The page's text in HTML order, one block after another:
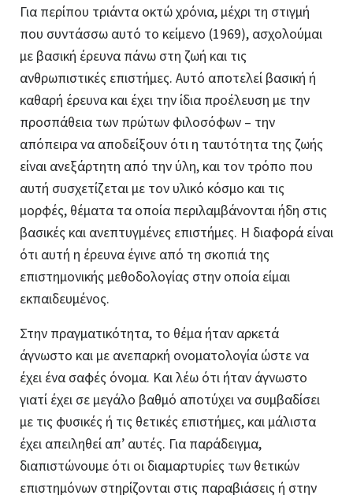
Για περίπου τριάντα οκτώ χρόνια, μέχρι τη στιγμή
που συντάσσω αυτό το κείμενο (1969), ασχολούμαι
με βασική έρευνα πάνω στη ζωή και τις
ανθρωπιστικές επιστήμες. Αυτό αποτελεί βασική ή
καθαρή έρευνα και έχει την ίδια προέλευση με την
προσπάθεια των πρώτων φιλοσόφων – την
απόπειρα να αποδείξουν ότι η ταυτότητα της ζωής
είναι ανεξάρτητη από την ύλη, και τον τρόπο που
αυτή συσχετίζεται με τον υλικό κόσμο και τις
μορφές, θέματα τα οποία περιλαμβάνονται ήδη στις
βασικές και ανεπτυγμένες επιστήμες. Η διαφορά είναι
ότι αυτή η έρευνα έγινε από τη σκοπιά της
επιστημονικής μεθοδολογίας στην οποία είμαι
εκπαιδευμένος.
Στην πραγματικότητα, το θέμα ήταν αρκετά
άγνωστο και με ανεπαρκή ονοματολογία ώστε να
έχει ένα σαφές όνομα. Και λέω ότι ήταν άγνωστο
γιατί έχει σε μεγάλο βαθμό αποτύχει να συμβαδίσει
με τις φυσικές ή τις θετικές επιστήμες, και μάλιστα
έχει απειληθεί απ’ αυτές. Για παράδειγμα,
διαπιστώνουμε ότι οι διαμαρτυρίες των θετικών
επιστημόνων στηρίζονται στις παραβιάσεις ή στην